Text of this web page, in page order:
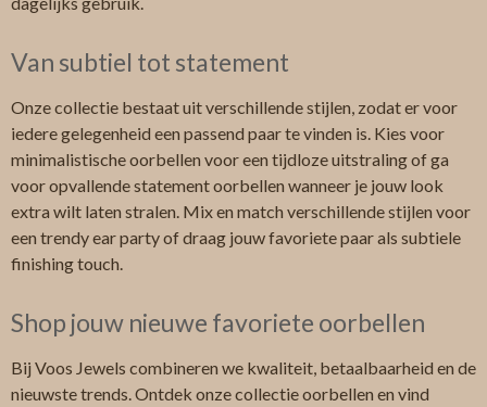
Van subtiel tot statement
Onze collectie bestaat uit verschillende stijlen, zodat er voor
iedere gelegenheid een passend paar te vinden is. Kies voor
minimalistische oorbellen voor een tijdloze uitstraling of ga
voor opvallende statement oorbellen wanneer je jouw look
extra wilt laten stralen. Mix en match verschillende stijlen voor
een trendy ear party of draag jouw favoriete paar als subtiele
finishing touch.
Shop jouw nieuwe favoriete oorbellen
Bij Voos Jewels combineren we kwaliteit, betaalbaarheid en de
nieuwste trends. Ontdek onze collectie oorbellen en vind